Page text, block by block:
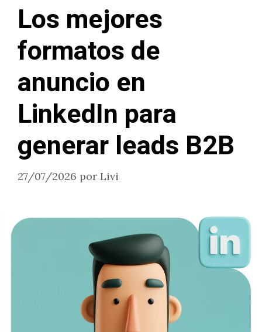
Los mejores
formatos de
anuncio en
LinkedIn para
generar leads B2B
27/07/2026 por Livi